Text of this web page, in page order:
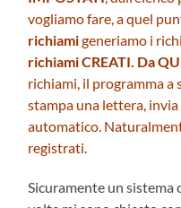
vogliamo fare, a quel
richiamigeneriamo i
richiami CREATI. Da
richiami, il programma
stampa una lettera, invia
automatico.
registrati.
Sicuramente un sistema